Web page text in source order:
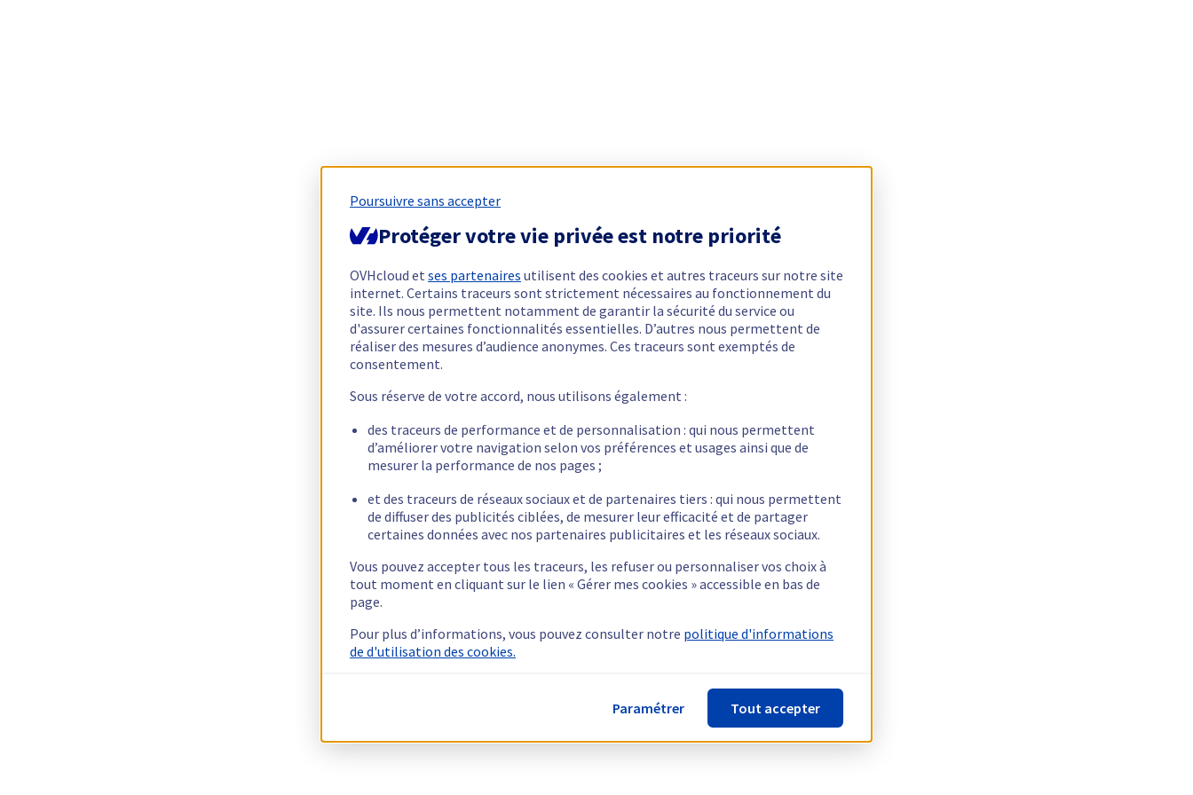
Poursuivre sans accepter
Protéger votre vie privée est notre priorité
OVHcloud et ses partenaires utilisent des cookies et autres traceurs sur notre site
internet. Certains traceurs sont strictement nécessaires au fonctionnement du
site. Ils nous permettent notamment de garantir la sécurité du service ou
d'assurer certaines fonctionnalités essentielles. D’autres nous permettent de
réaliser des mesures d’audience anonymes. Ces traceurs sont exemptés de
consentement.
Sous réserve de votre accord, nous utilisons également :
des traceurs de performance et de personnalisation : qui nous permettent
d’améliorer votre navigation selon vos préférences et usages ainsi que de
mesurer la performance de nos pages ;
et des traceurs de réseaux sociaux et de partenaires tiers : qui nous permettent
de diffuser des publicités ciblées, de mesurer leur efficacité et de partager
certaines données avec nos partenaires publicitaires et les réseaux sociaux.
Vous pouvez accepter tous les traceurs, les refuser ou personnaliser vos choix à
tout moment en cliquant sur le lien « Gérer mes cookies » accessible en bas de
page.
Pour plus d’informations, vous pouvez consulter notre politique d'informations
de d'utilisation des cookies.
Paramétrer Tout accepter